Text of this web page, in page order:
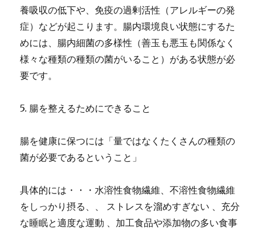
養吸収の低下や、免疫の過剰活性（アレルギーの発
症）などが起こります。腸内環境良い状態にするた
めには、腸内細菌の多様性（善玉も悪玉も関係なく
様々な種類の種類の菌がいること）がある状態が必
要です。
5. 腸を整えるためにできること
腸を健康に保つには「量ではなくたくさんの種類の
菌が必要であるということ」
具体的には・・・水溶性食物繊維、不溶性食物繊維
をしっかり摂る、、 ストレスを溜めすぎない 、充分
な睡眠と適度な運動 、加工食品や添加物の多い食事